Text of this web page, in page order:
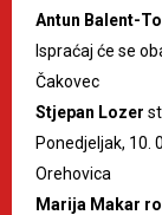
Privremeni rezultati u
Međimurju za župana i
gradonačelnike
Antun Balent-
Ispraćaj će se
Čakovec
Stjepan Lozer
Ponedjeljak, 10.
Orehovica
Marija Makar